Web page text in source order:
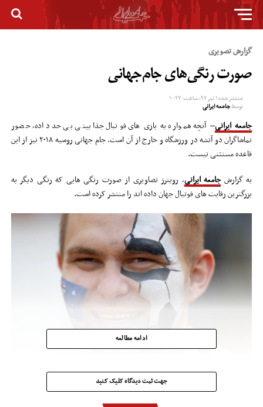
گزارش تصویری
صورت رنگی‌های جام‌جهانی
منتشر شده۱ تیر ۹۷, ساعت: ۱۰:۲۷
توسطجامعه ایرانی
جامعه ایرانی– آنچه همواره به بازی های فوتبال جذابیتی بی حد داده، حضور
تماشاگران دو آتشه در ورزشگاه و خارج از آن است. جام جهانی روسیه ۲۰۱۸ نیز از این
قاعده مستثنی نیست.
به گزارشجامعه ایرانی، رویترز تصاویری از صورت رنگی هایی که رنگی دیگر به
بزرگترین رقابت های فوتبال جهان داده اند را منتشر کرده است.
جهت ثبت دیدگاه کلیک کنید
ادامه مطالعه